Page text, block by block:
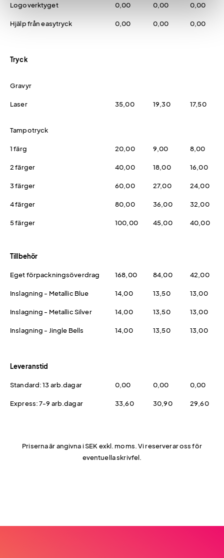
Logoverktyget 0,00 0,00 0,00
Hjälp från easytryck 0,00 0,00 0,00
Tryck
Gravyr
Laser 35,00 19,30 17,50
Tampotryck
1 färg 20,00 9,00 8,00
2 färger 40,00 18,00 16,00
3 färger 60,00 27,00 24,00
4 färger 80,00 36,00 32,00
5 färger 100,00 45,00 40,00
Tillbehör
Eget förpackningsöverdrag 168,00 84,00 42,00
Inslagning - Metallic Blue 14,00 13,50 13,00
Inslagning - Metallic Silver 14,00 13,50 13,00
Inslagning - Jingle Bells 14,00 13,50 13,00
Leveranstid
Standard: 13 arb.dagar 0,00 0,00 0,00
Express: 7-9 arb.dagar 33,60 30,90 29,60
Priserna är angivna i SEK exkl. moms. Vi reserverar oss för
eventuella skrivfel.